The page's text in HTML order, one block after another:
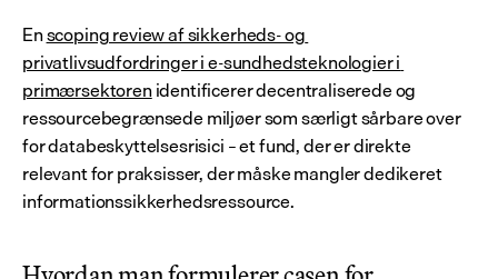
En scoping review af sikkerheds- og
privatlivsudfordringer i e-sundhedsteknologier i
primærsektoren identificerer decentraliserede og
ressourcebegrænsede miljøer som særligt sårbare over
for databeskyttelsesrisici – et fund, der er direkte
relevant for praksisser, der måske mangler dedikeret
informationssikkerhedsressource.